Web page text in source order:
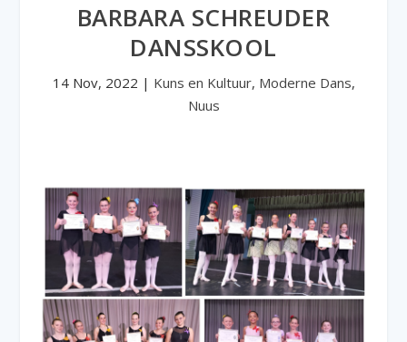
BARBARA SCHREUDER
DANSSKOOL
14 Nov, 2022 | Kuns en Kultuur, Moderne Dans,
Nuus